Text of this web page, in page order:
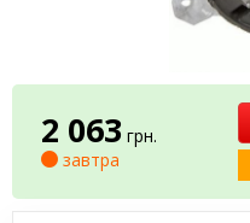
2 063 грн.
завтра